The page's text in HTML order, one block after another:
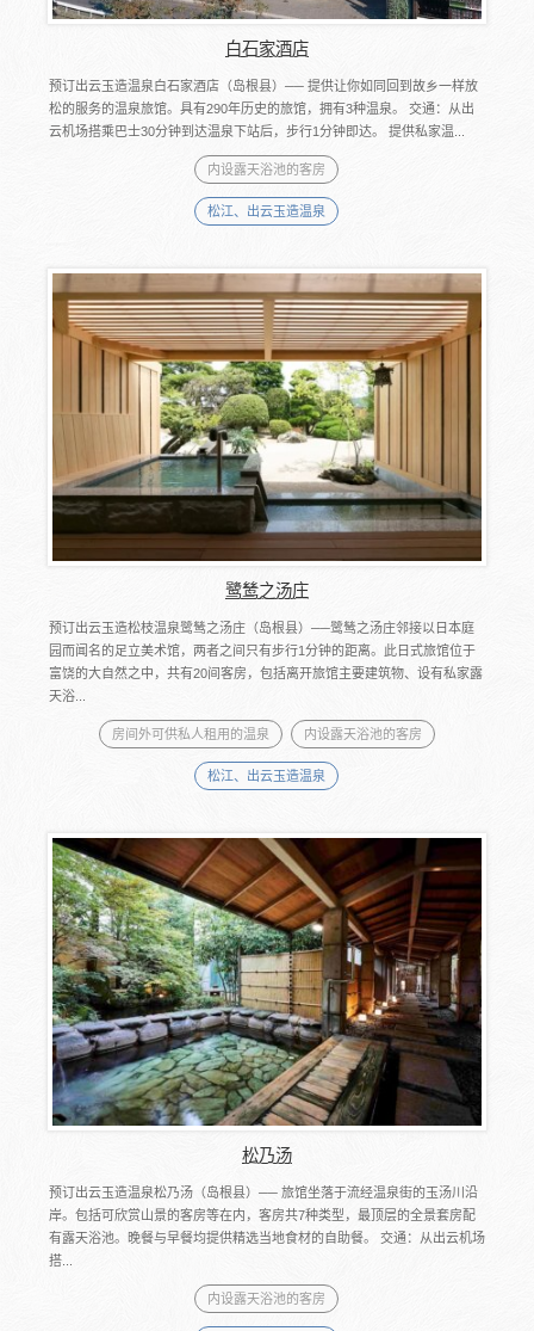
白石家酒店
预订出云玉造温泉白石家酒店（岛根县）── 提供让你如同回到故乡一样放
松的服务的温泉旅馆。具有290年历史的旅馆，拥有3种温泉。 交通：从出
云机场搭乘巴士30分钟到达温泉下站后，步行1分钟即达。 提供私家温...
内设露天浴池的客房
松江、出云玉造温泉
鹭鸶之汤庄
预订出云玉造松枝温泉鹭鸶之汤庄（岛根县）──鹭鸶之汤庄邻接以日本庭
园而闻名的足立美术馆，两者之间只有步行1分钟的距离。此日式旅馆位于
富饶的大自然之中，共有20间客房，包括离开旅馆主要建筑物、设有私家露
天浴...
房间外可供私人租用的温泉 内设露天浴池的客房
松江、出云玉造温泉
松乃汤
预订出云玉造温泉松乃汤（岛根县）── 旅馆坐落于流经温泉街的玉汤川沿
岸。包括可欣赏山景的客房等在内，客房共7种类型，最顶层的全景套房配
有露天浴池。晚餐与早餐均提供精选当地食材的自助餐。 交通：从出云机场
搭...
内设露天浴池的客房